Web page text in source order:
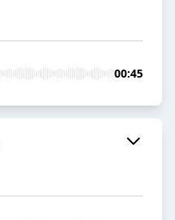
00:45